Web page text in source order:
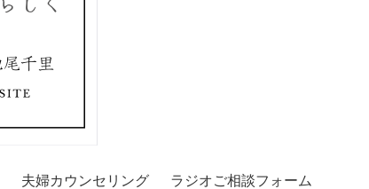
夫婦カウンセリング ラジオご相談フォーム